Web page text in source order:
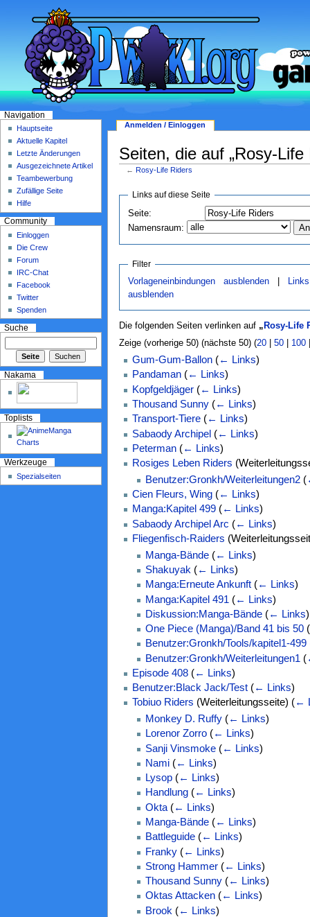
Seiten, die auf „Rosy-Life
← Rosy-Life Riders
Links auf diese Seite
Seite:
Namensraum:
Filter
Vorlageneinbindungen ausblenden
ausblenden
Die folgenden Seiten verlinken auf „ Rosy-Life
Zeige (vorherige 50) (nächste 50) (20| 50| 100
Gum-Gum-Ballon (← Links)
Pandaman (← Links)
Kopfgeldjäger (← Links)
Thousand Sunny (← Links)
Transport-Tiere (← Links)
Sabaody Archipel (← Links)
Peterman (← Links)
Rosiges Leben Riders
Benutzer:Gronkh/Weiterleitungen2 (
Cien Fleurs, Wing (← Links)
Manga:Kapitel 499 (← Links)
Sabaody Archipel Arc (← Links)
Fliegenfisch-Raiders
Manga-Bände (← Links)
Shakuyak (← Links)
Manga:Erneute Ankunft (← Links)
Manga:Kapitel 491 (← Links)
Diskussion:Manga-Bände (← Links)
One Piece (Manga)/Band 41 bis 50 (
Benutzer:Gronkh/Tools/kapitel1-499
Benutzer:Gronkh/Weiterleitungen1 (
Episode 408 (← Links)
Benutzer:Black Jack/Test (← Links)
Tobiuo Riders (Weiterleitungsseite) (←
Monkey D. Ruffy (← Links)
Lorenor Zorro (← Links)
Sanji Vinsmoke (← Links)
Nami (← Links)
Lysop (← Links)
Handlung (← Links)
Okta (← Links)
Manga-Bände (← Links)
Battleguide (← Links)
Franky (← Links)
Strong Hammer (← Links)
Thousand Sunny (← Links)
Oktas Attacken (← Links)
Brook (← Links)
Anmelden / Einloggen
Navigation
Hauptseite
Aktuelle Kapitel
Letzte Änderungen
Ausgezeichnete Artikel
Teambewerbung
Zufällige Seite
Hilfe
Community
Einloggen
Die Crew
Forum
IRC-Chat
Facebook
Twitter
Spenden
Suche
Nakama
Toplists
Werkzeuge
Spezialseiten